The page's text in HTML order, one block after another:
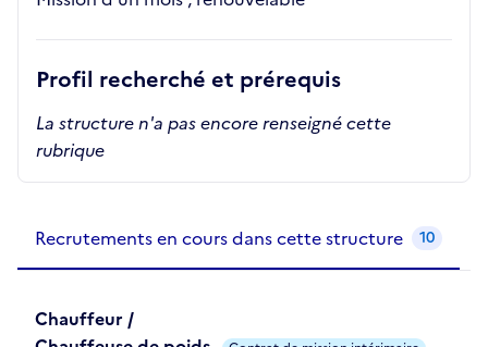
Profil recherché et prérequis
La structure n'a pas encore renseigné cette
rubrique
Recrutements en cours dans cette structure 10
Chauffeur /